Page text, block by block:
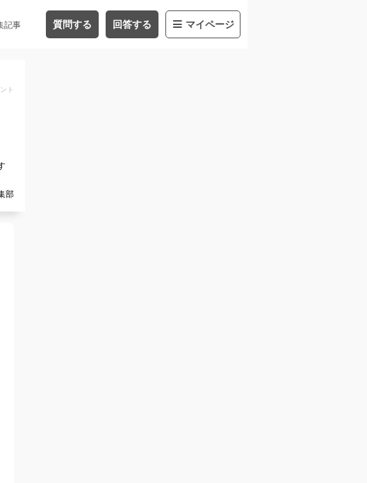
記事 質問する 回答する マイページ
ト
部